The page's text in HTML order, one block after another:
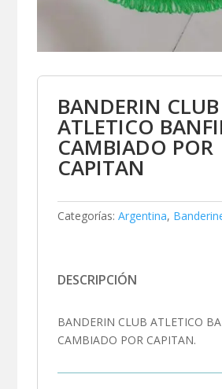
BANDERIN CLUB
ATLETICO
CAMBIADO POR
CAPITAN
Categorías: Argentina,
DESCRIPCIÓN
BANDERIN CLUB ATLETICO
CAMBIADO POR CAPITAN.